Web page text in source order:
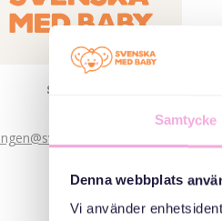
Samtycke
Denna webbplats
Vi använder
Svenska med baby
ایمیل